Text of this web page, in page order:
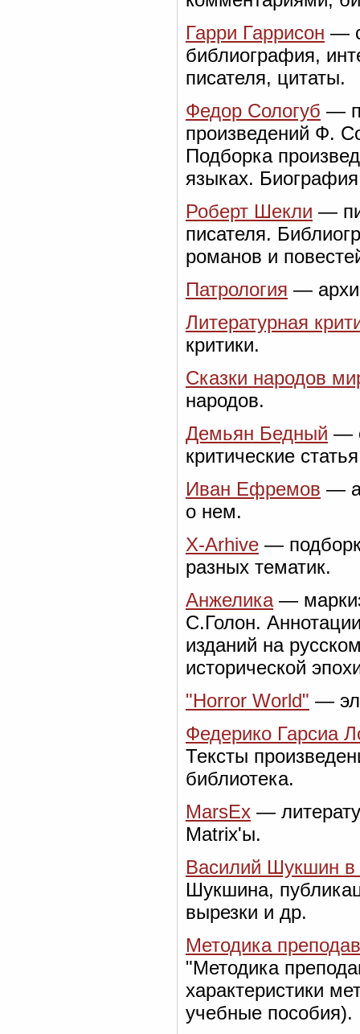
Гарри Гаррисон —
библиография,
писателя, цитаты.
Федор Сологуб —
произведений Ф.
Подборка
языках.
Роберт Шекли —
писателя.
романов и
Патрология —
Литературная
критики.
Сказки народов
народов.
Демьян Бедный —
критические
Иван Ефремов —
о нем.
X-Arhive —
разных тематик.
Анжелика—
С.Голон.
изданий на
исторической
"Horror World" —
Федерико Гарсиа
Тексты
библиотека.
MarsEx —
Matrix'ы.
Василий Шукшин в
Шукшина,
вырезки и др.
Методика
"Методика
характеристики
учебные пособия).